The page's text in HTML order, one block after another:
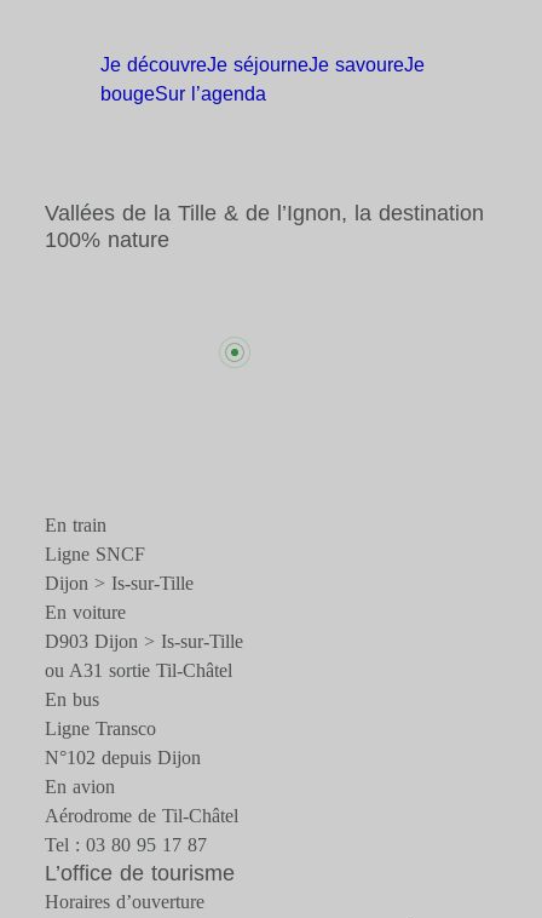
Je découvreJe séjourneJe savoureJe
bougeSur l’agenda
Vallées de la Tille & de l’Ignon, la destination
100% nature
En train
Ligne SNCF
Dijon > Is-sur-Tille
En voiture
D903 Dijon > Is-sur-Tille
ou A31 sortie Til-Châtel
En bus
Ligne Transco
N°102 depuis Dijon
En avion
Aérodrome de Til-Châtel
Tel : 03 80 95 17 87
L’office de tourisme
Horaires d’ouverture